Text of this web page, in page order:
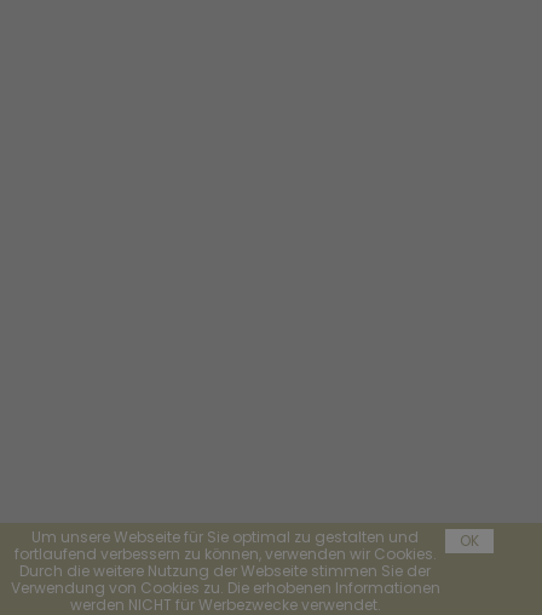
Um unsere Webseite für Sie optimal zu gestalten und
fortlaufend verbessern zu können, verwenden wir Cookies.
Durch die weitere Nutzung der Webseite stimmen Sie der
Verwendung von Cookies zu. Die erhobenen Informationen
werden NICHT für Werbezwecke verwendet.
OK